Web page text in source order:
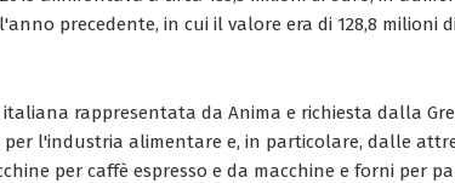
precedente, in cui il valore era di 128,8 milioni
italiana rappresentata da Anima e richiesta dalla
l'industria alimentare e, in particolare, dalle
per caffè espresso e da macchine e forni per